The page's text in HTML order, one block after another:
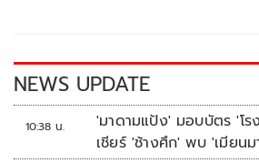
k k
NEWS UPDATE
10:38 น.
'มาดามแป้ง' มอบบัตร 'โร
เชียร์ 'ช้างศึก' พบ 'เมียน